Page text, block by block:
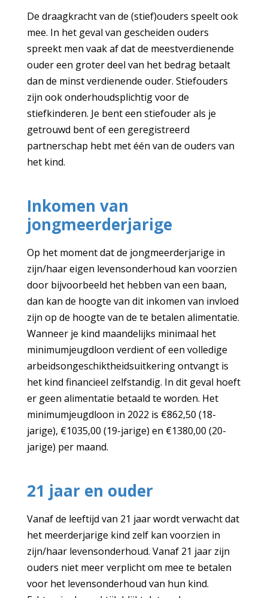
De draagkracht van de (stief)ouders speelt ook
mee. In het geval van gescheiden ouders
spreekt men vaak af dat de meestverdienende
ouder een groter deel van het bedrag betaalt
dan de minst verdienende ouder. Stiefouders
zijn ook onderhoudsplichtig voor de
stiefkinderen. Je bent een stiefouder als je
getrouwd bent of een geregistreerd
partnerschap hebt met één van de ouders van
het kind.
Inkomen van
jongmeerderjarige
Op het moment dat de jongmeerderjarige in
zijn/haar eigen levensonderhoud kan voorzien
door bijvoorbeeld het hebben van een baan,
dan kan de hoogte van dit inkomen van invloed
zijn op de hoogte van de te betalen alimentatie.
Wanneer je kind maandelijks minimaal het
minimumjeugdloon verdient of een volledige
arbeidsongeschiktheidsuitkering ontvangt is
het kind financieel zelfstandig. In dit geval hoeft
er geen alimentatie betaald te worden. Het
minimumjeugdloon in 2022 is €862,50 (18-
jarige), €1035,00 (19-jarige) en €1380,00 (20-
jarige) per maand.
21 jaar en ouder
Vanaf de leeftijd van 21 jaar wordt verwacht dat
het meerderjarige kind zelf kan voorzien in
zijn/haar levensonderhoud. Vanaf 21 jaar zijn
ouders niet meer verplicht om mee te betalen
voor het levensonderhoud van hun kind.